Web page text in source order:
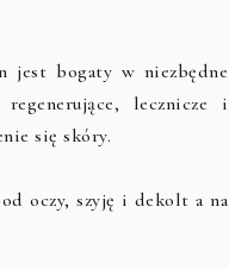
bogaty w niezbędne
regenerujące, lecznicze i
się skóry.
oczy, szyję i dekolt a na